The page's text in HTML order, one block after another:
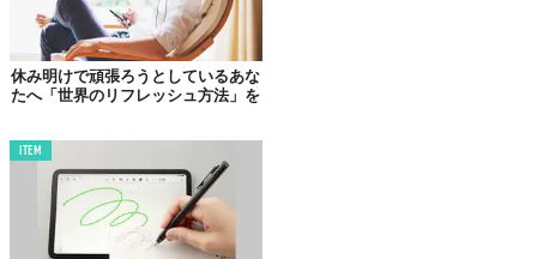
休み明けで頑張ろうとしているあな
たへ「世界のリフレッシュ方法」を
ITEM